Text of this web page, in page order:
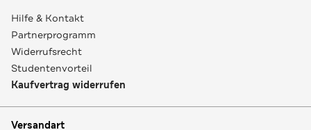
Hilfe & Kontakt
Partnerprogramm
Widerrufsrecht
Studentenvorteil
Kaufvertrag widerrufen
Versandart